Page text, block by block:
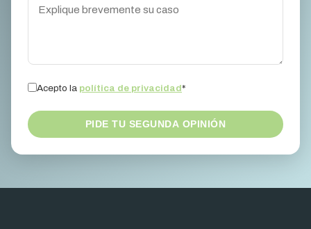
Acepto la política de privacidad*
PIDE TU SEGUNDA OPINIÓN